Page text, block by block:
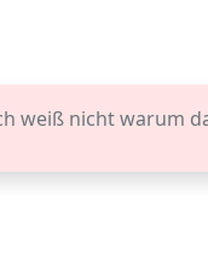
weiß nicht warum